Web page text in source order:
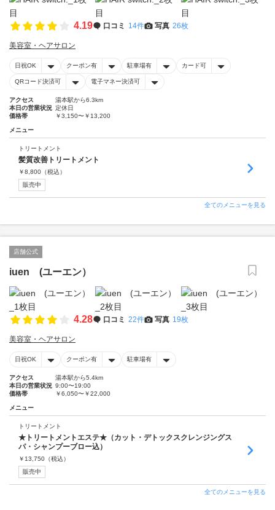
4.19 口コミ 14件 写真 26枚
美容室・ヘアサロン
日祝OK クーポン有 駐車場有 カード可
QRコード決済可 電子マネー決済可
アクセス
湯本駅から6.3km
本日の営業状況 定休日
価格帯
￥3,150〜￥13,200
メニュー
トリートメント
髪質改善トリートメント
￥8,800 （税込）
販売中
全てのメニューを見る
店舗公式
iuen (ユーエン）
4.28 口コミ 22件 写真 19枚
美容室・ヘアサロン
日祝OK クーポン有 駐車場有
アクセス
湯本駅から5.4km
本日の営業状況 9:00〜19:00
価格帯
￥6,050〜￥22,000
メニュー
トリートメント
★トリートメントエステ★（カット・デトックスクレンジングス
パ・シャンプーブロー込）
￥ 13,750 （税込）
販売中
全てのメニューを見る